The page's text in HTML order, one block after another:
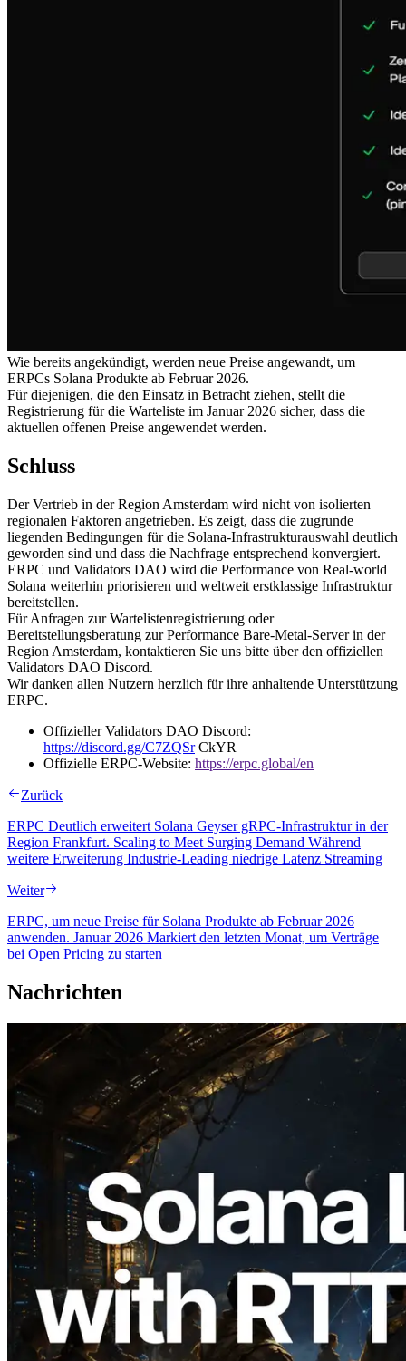
Wie bereits angekündigt, werden neue Preise angewandt, um
ERPCs Solana Produkte ab Februar 2026.
Für diejenigen, die den Einsatz in Betracht ziehen, stellt die
Registrierung für die Warteliste im Januar 2026 sicher, dass die
aktuellen offenen Preise angewendet werden.
Schluss
Der Vertrieb in der Region Amsterdam wird nicht von isolierten
regionalen Faktoren angetrieben. Es zeigt, dass die zugrunde
liegenden Bedingungen für die Solana-Infrastrukturauswahl deutlich
geworden sind und dass die Nachfrage entsprechend konvergiert.
ERPC und Validators DAO wird die Performance von Real-world
Solana weiterhin priorisieren und weltweit erstklassige Infrastruktur
bereitstellen.
Für Anfragen zur Wartelistenregistrierung oder
Bereitstellungsberatung zur Performance Bare-Metal-Server in der
Region Amsterdam, kontaktieren Sie uns bitte über den offiziellen
Validators DAO Discord.
Wir danken allen Nutzern herzlich für ihre anhaltende Unterstützung
ERPC.
Offizieller Validators DAO Discord:
https://discord.gg/C7ZQSrCkYR
Offizielle ERPC-Website: https://erpc.global/en
Zurück
ERPC Deutlich erweitert Solana Geyser gRPC-Infrastruktur in der
Region Frankfurt. Scaling to Meet Surging Demand Während
weitere Erweiterung Industrie-Leading niedrige Latenz Streaming
Weiter
ERPC, um neue Preise für Solana Produkte ab Februar 2026
anwenden. Januar 2026 Markiert den letzten Monat, um Verträge
bei Open Pricing zu starten
Nachrichten
2026.08.05
ERPC erweitert Solana Leader Slot API
um Ping-Messung aus 7 globalen
Regionen — Validators Information API
ebenfalls gestartet